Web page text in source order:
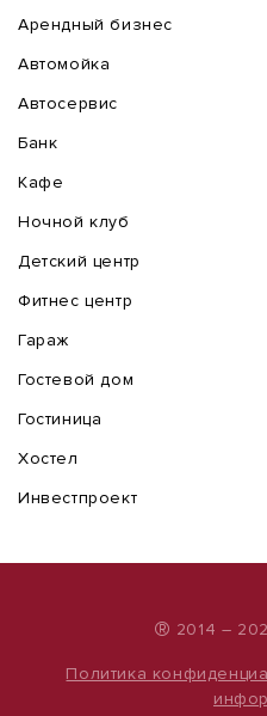
Арендный бизнес
Автомойка
Автосервис
Банк
Кафе
Ночной клуб
Детский центр
Фитнес центр
Гараж
Гостевой дом
Гостиница
Хостел
Инвестпроект
® 2014 –
Политика